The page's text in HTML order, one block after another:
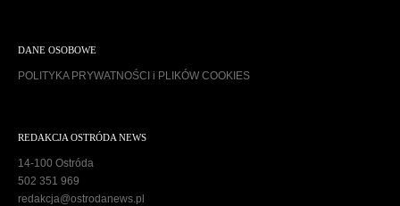
DANE OSOBOWE
POLITYKA PRYWATNOŚCI i PLIKÓW COOKIES
REDAKCJA OSTRÓDA NEWS
14-100 Ostróda
502 351 969
redakcja@ostrodanews.pl